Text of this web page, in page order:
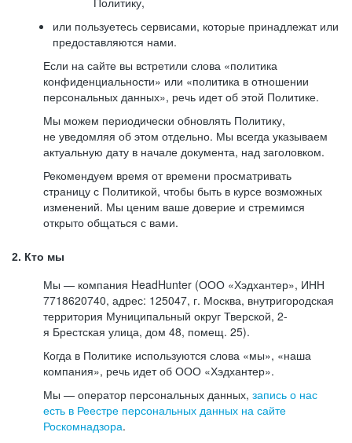
или пользуетесь сервисами, которые принадлежат или
предоставляются нами.
Если на сайте вы встретили слова «политика
конфиденциальности» или «политика в отношении
персональных данных», речь идет об этой Политике.
Мы можем периодически обновлять Политику,
не уведомляя об этом отдельно. Мы всегда указываем
актуальную дату в начале документа, над заголовком.
Рекомендуем время от времени просматривать
страницу с Политикой, чтобы быть в курсе возможных
изменений. Мы ценим ваше доверие и стремимся
открыто общаться с вами.
2. Кто мы
Мы — компания HeadHunter (ООО «Хэдхантер», ИНН
7718620740, адрес: 125047, г. Москва, внутригородская
территория Муниципальный округ Тверской, 2-
я Брестская улица, дом 48, помещ. 25).
Когда в Политике используются слова «мы», «наша
компания», речь идет об ООО «Хэдхантер».
Мы — оператор персональных данных, запись о нас
есть в Реестре персональных данных на сайте
Роскомнадзора.